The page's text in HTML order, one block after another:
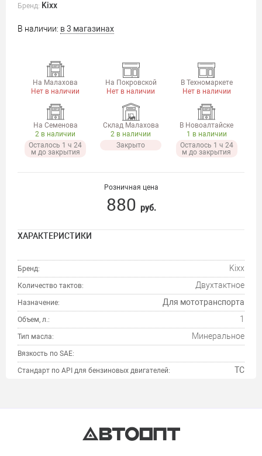
Бренд: Kixx
В наличии: в 3 магазинах
На Малахова
Нет в наличии
На Покровской
Нет в наличии
В Техномаркете
Нет в наличии
На Семенова
2 в наличии
Осталось 1 ч 24
м до закрытия
Склад Малахова
2 в наличии
Закрыто
В Новоалтайске
1 в наличии
Осталось 1 ч 24
м до закрытия
Розничная цена
880 руб.
ХАРАКТЕРИСТИКИ
Бренд: Kixx
Количество тактов: Двухтактное
Назначение: Для мототранспорта
Объем, л.: 1
Тип масла: Минеральное
Вязкость по SAE:
Стандарт по API для бензиновых двигателей: TC